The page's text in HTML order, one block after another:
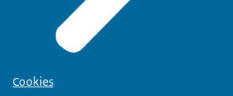
Cookies